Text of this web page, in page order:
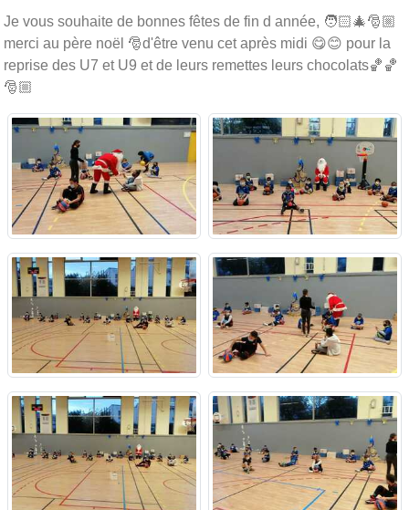
Je vous souhaite de bonnes fêtes de fin d année, 🧑🏻‍🎄🎅🏼
merci au père noël 🎅d'être venu cet après midi 😋😊 pour la
reprise des U7 et U9 et de leurs remettes leurs chocolats🏀🏀
🎅🏼